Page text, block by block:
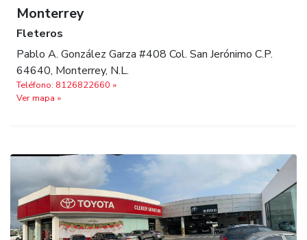
Monterrey
Fleteros
Pablo A. González Garza #408 Col. San Jerónimo C.P.
64640, Monterrey, N.L.
Teléfono: 8126822660 »
Ver mapa »